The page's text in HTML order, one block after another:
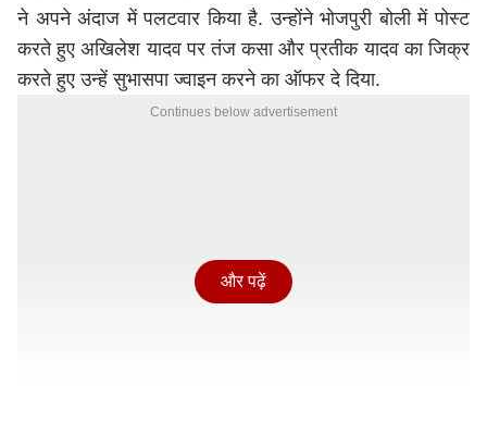
ने अपने अंदाज में पलटवार किया है. उन्होंने भोजपुरी बोली में पोस्ट
करते हुए अखिलेश यादव पर तंज कसा औरप्रतीक यादवका जिक्र
करते हुए उन्हें सुभासपा ज्वाइन करने का ऑफर दे दिया.
Continues below advertisement
और पढ़ें